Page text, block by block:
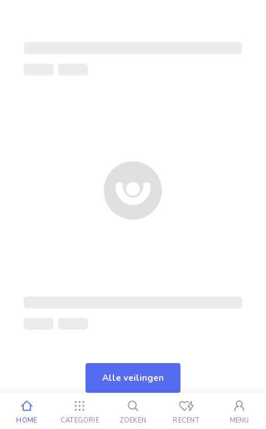
Alle veilingen
HOME CATEGORIE ZOEKEN RECENT MENU